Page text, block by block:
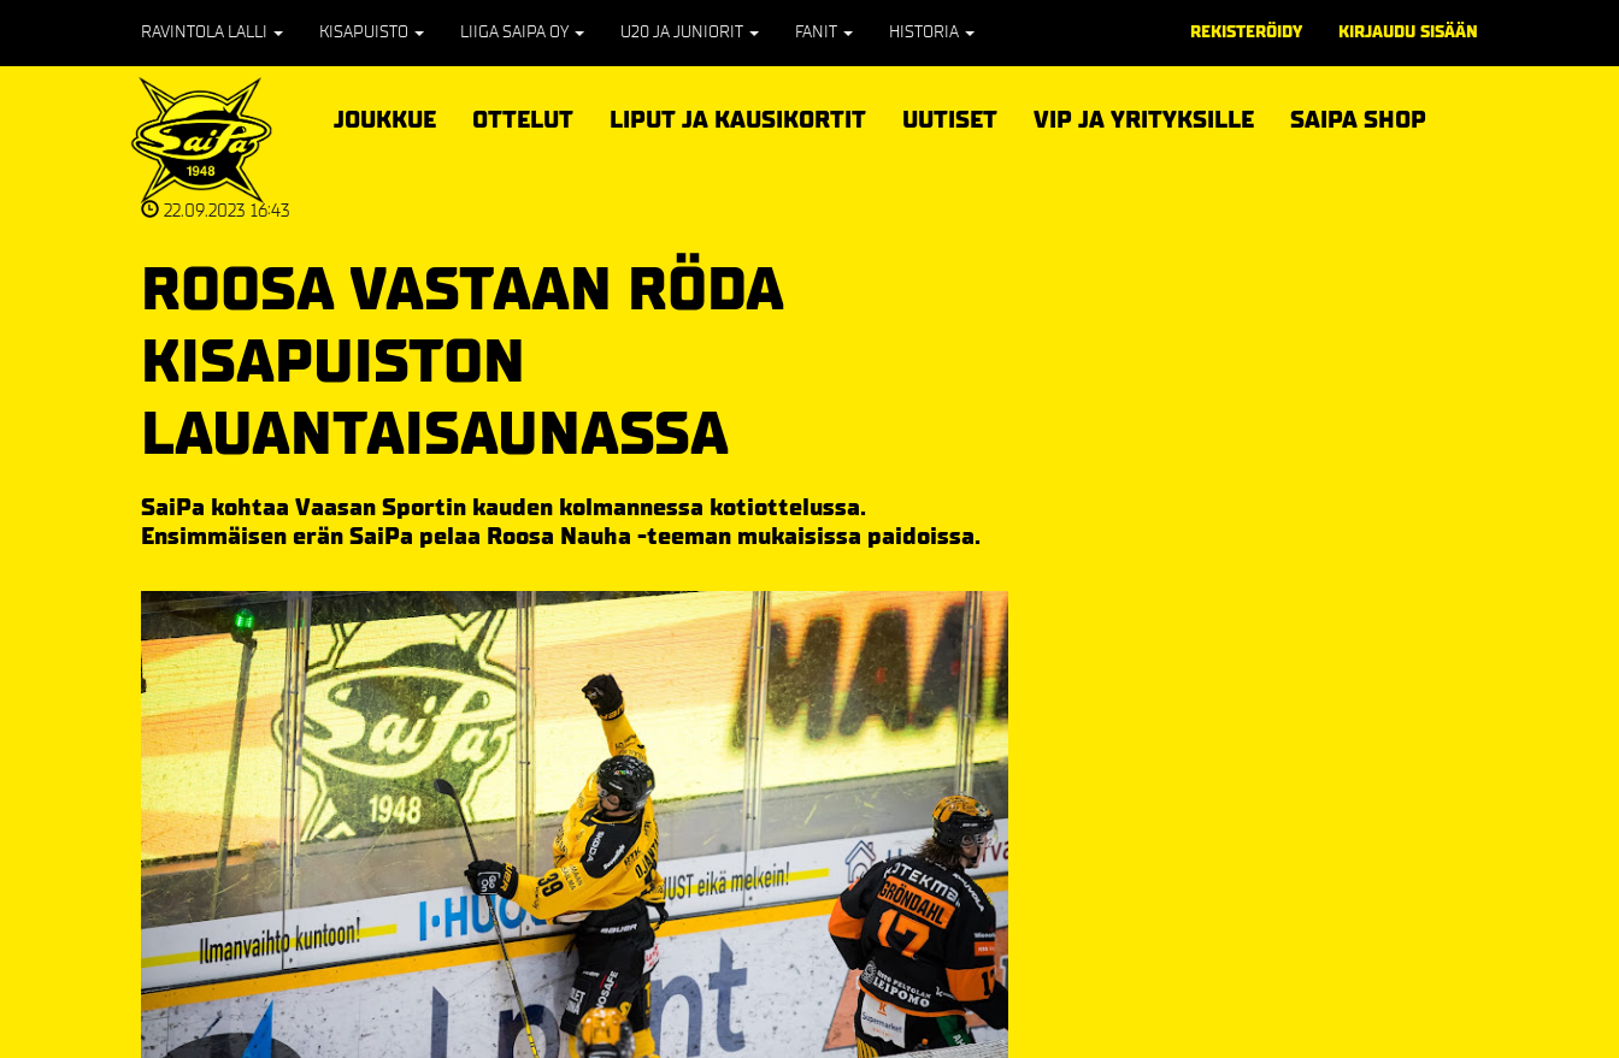
RAVINTOLA LALLI KISAPUISTO LIIGA SAIPA OY U20 JA JUNIORIT FANIT HISTORIA REKISTERÖIDY KIRJAUDU SISÄÄN
JOUKKUE OTTELUT LIPUT JA KAUSIKORTIT UUTISET VIP JA YRITYKSILLE SAIPA SHOP
22.09.2023 16:43
ROOSA VASTAAN RÖDA
KISAPUISTON
LAUANTAISAUNASSA
SaiPa kohtaa Vaasan Sportin kauden kolmannessa kotiottelussa.
Ensimmäisen erän SaiPa pelaa Roosa Nauha -teeman mukaisissa paidoissa.